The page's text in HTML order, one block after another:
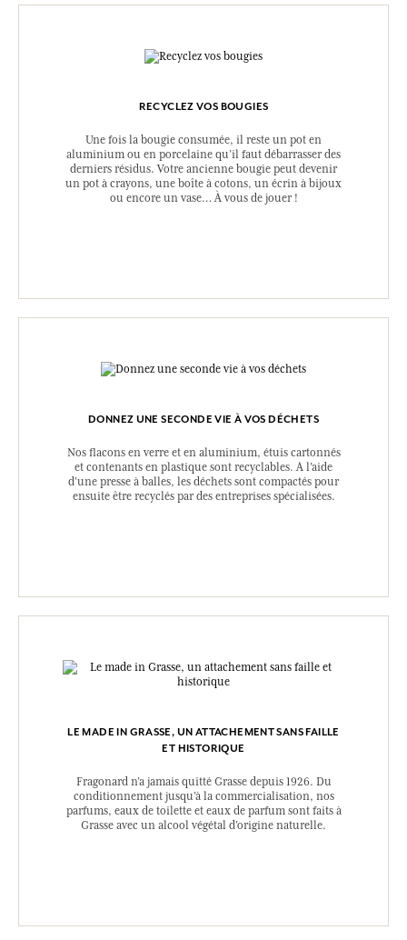
RECYCLEZ VOS BOUGIES
Une fois la bougie consumée, il reste un pot en
aluminium ou en porcelaine qu’il faut débarrasser des
derniers résidus. Votre ancienne bougie peut devenir
un pot à crayons, une boîte à cotons, un écrin à bijoux
ou encore un vase… À vous de jouer !
DONNEZ UNE SECONDE VIE À VOS DÉCHETS
Nos flacons en verre et en aluminium, étuis cartonnés
et contenants en plastique sont recyclables. A l’aide
d’une presse à balles, les déchets sont compactés pour
ensuite être recyclés par des entreprises spécialisées.
LE MADE IN GRASSE, UN ATTACHEMENT SANS FAILLE
ET HISTORIQUE
Fragonard n’a jamais quitté Grasse depuis 1926. Du
conditionnement jusqu’à la commercialisation, nos
parfums, eaux de toilette et eaux de parfum sont faits à
Grasse avec un alcool végétal d’origine naturelle.